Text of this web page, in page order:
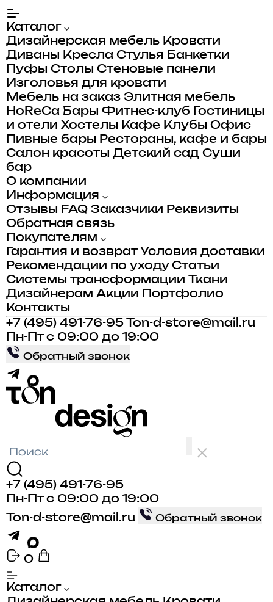
Каталог
Дизайнерская мебель Кровати
Диваны Кресла Стулья Банкетки
Пуфы Столы Стеновые панели
Изголовья для кровати
Мебель на заказ Элитная мебель
HoReCa Бары Фитнес-клуб
Гостиницы
и отели Хостелы Кафе Клубы Офис
Пивные бары Рестораны, кафе и бары
Салон красоты Детский сад Суши
бар
О компании
Информация
Отзывы FAQ Заказчики Реквизиты
Обратная связь
Покупателям
Гарантия и возврат Условия доставки
Рекомендации по уходу Статьи
Системы трансформации
Ткани
Дизайнерам Акции
Портфолио
Контакты
+7 (495) 491-76-95
Ton-d-store@mail.ru
Пн-Пт с 09:00 до 19:00
Обратный звонок
+7 (495) 491-76-95
Пн-Пт с 09:00 до 19:00
Ton-d-store@mail.ru
Обратный звонок
0
Каталог